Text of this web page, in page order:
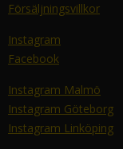
Försäljningsvillkor
Instagram
Facebook
Instagram Malmö
Instagram Göteborg
Instagram Linköping